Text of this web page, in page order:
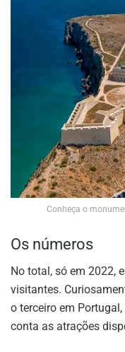
Conheça o
Os números
No total, só em 2022,
visitantes.
o terceiro em
conta as atrações